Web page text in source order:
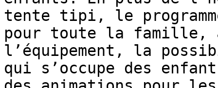
tente tipi, le
pour toute la famille,
l’équipement, la
qui s’occupe des